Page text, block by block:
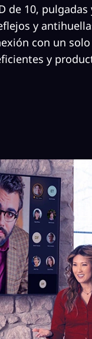
de 10, pulgadas
y
con un
y